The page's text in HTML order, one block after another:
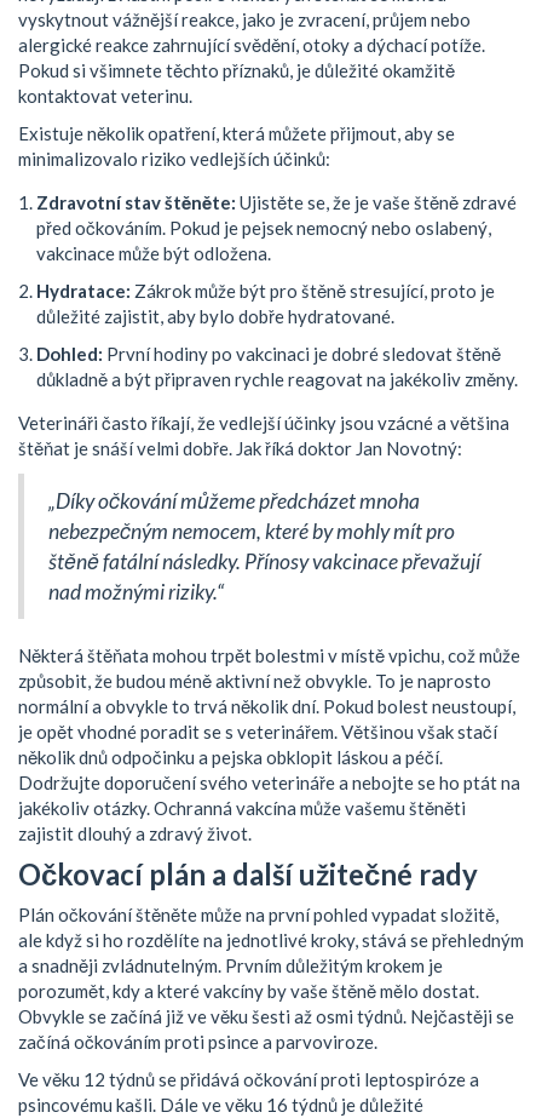
vyskytnout vážnější reakce, jako je zvracení, průjem nebo
alergické reakce zahrnující svědění, otoky a dýchací potíže.
Pokud si všimnete těchto příznaků, je důležité okamžitě
kontaktovat veterinu.
Existuje několik opatření, která můžete přijmout, aby se
minimalizovalo riziko vedlejších účinků:
Zdravotní stav štěněte: Ujistěte se, že je vaše štěně zdravé
před očkováním. Pokud je pejsek nemocný nebo oslabený,
vakcinace může být odložena.
Hydratace: Zákrok může být pro štěně stresující, proto je
důležité zajistit, aby bylo dobře hydratované.
Dohled: První hodiny po vakcinaci je dobré sledovat štěně
důkladně a být připraven rychle reagovat na jakékoliv změny.
Veterináři často říkají, že vedlejší účinky jsou vzácné a většina
štěňat je snáší velmi dobře. Jak říká doktor Jan Novotný:
„Díky očkování můžeme předcházet mnoha
nebezpečným nemocem, které by mohly mít pro
štěně fatální následky. Přínosy vakcinace převažují
nad možnými riziky.“
Některá štěňata mohou trpět bolestmi v místě vpichu, což může
způsobit, že budou méně aktivní než obvykle. To je naprosto
normální a obvykle to trvá několik dní. Pokud bolest neustoupí,
je opět vhodné poradit se s veterinářem. Většinou však stačí
několik dnů odpočinku a pejska obklopit láskou a péčí.
Dodržujte doporučení svého veterináře a nebojte se ho ptát na
jakékoliv otázky. Ochranná vakcína může vašemu štěněti
zajistit dlouhý a zdravý život.
Očkovací plán a další užitečné rady
Plán očkování štěněte může na první pohled vypadat složitě,
ale když si ho rozdělíte na jednotlivé kroky, stává se přehledným
a snadněji zvládnutelným. Prvním důležitým krokem je
porozumět, kdy a které vakcíny by vaše štěně mělo dostat.
Obvykle se začíná již ve věku šesti až osmi týdnů. Nejčastěji se
začíná očkováním proti psince a parvoviroze.
Ve věku 12 týdnů se přidává očkování proti leptospiróze a
psincovému kašli. Dále ve věku 16 týdnů je důležité